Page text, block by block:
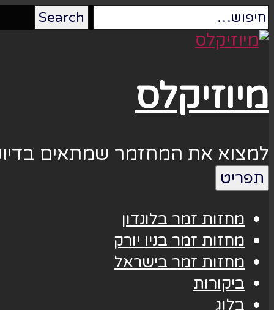
מיוזיקלס
למצוא את המחזמר שמתאים
תפריט
מחזות זמר בלונדון
מחזות זמר בניו יורק
מחזות זמר בישראל
ביקורות
בלוג